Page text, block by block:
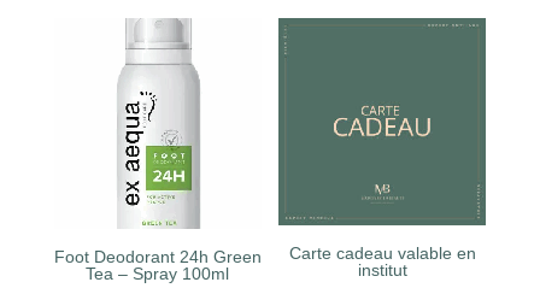
Foot Deodorant 24h Green
Tea – Spray 100ml
Carte cadeau valable en
institut